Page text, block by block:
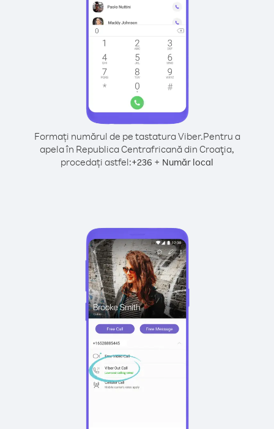
Formați numărul de pe tastatura Viber.Pentru a
apela în Republica Centrafricană din Croaţia,
procedați astfel:+236 + Număr local